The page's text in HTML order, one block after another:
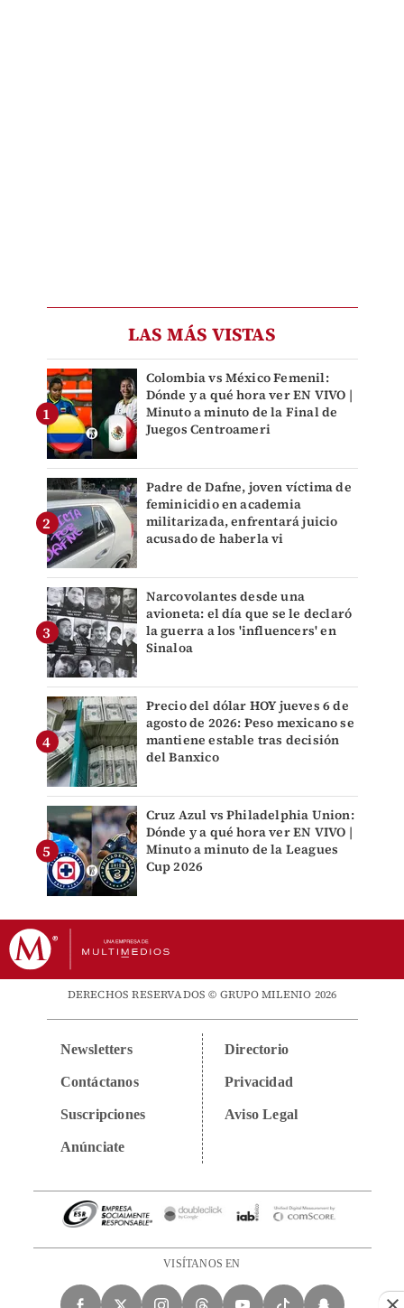
LAS MÁS VISTAS
Colombia vs México Femenil:
Dónde y a qué hora ver EN VIVO |
Minuto a minuto de la Final de
Juegos Centroameri
Padre de Dafne, joven víctima de
feminicidio en academia
militarizada, enfrentará juicio
acusado de haberla vi
Narcovolantes desde una
avioneta: el día que se le declaró
la guerra a los 'influencers' en
Sinaloa
Precio del dólar HOY jueves 6 de
agosto de 2026: Peso mexicano se
mantiene estable tras decisión
del Banxico
Cruz Azul vs Philadelphia Union:
Dónde y a qué hora ver EN VIVO |
Minuto a minuto de la Leagues
Cup 2026
DERECHOS RESERVADOS © GRUPO MILENIO 2026
Newsletters
Contáctanos
Suscripciones
Anúnciate
Directorio
Privacidad
Aviso Legal
VISÍTANOS EN